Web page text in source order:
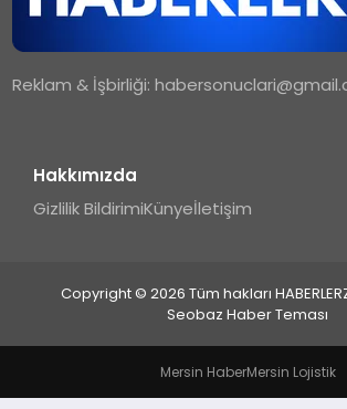
Reklam & İşbirliği:
Hakkımızda
Gizlilik BildirimiKünyeİletişim
Copyright © 2026 Tüm hakları
Seobaz Haber Teması
Mersin HaberMersin Lojistik